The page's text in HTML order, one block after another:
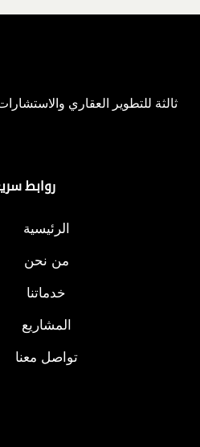
ثالثة للتطوير العقاري
روابط
الرئيسية
من نحن
خدماتنا
المشاريع
تواصل معنا